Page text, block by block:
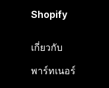
Shopify
เกี่ยวกับ
พาร์ทเนอร์